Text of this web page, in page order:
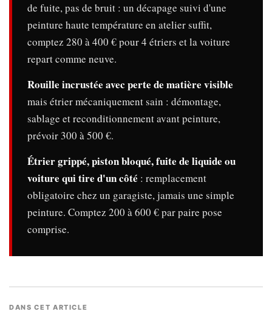
de fuite, pas de bruit : un décapage suivi d'une
peinture haute température en atelier suffit,
comptez 280 à 400 € pour 4 étriers et la voiture
repart comme neuve.
Rouille incrustée avec perte de matière visible
mais étrier mécaniquement sain : démontage,
sablage et reconditionnement avant peinture,
prévoir 300 à 500 €.
Étrier grippé, piston bloqué, fuite de liquide ou
voiture qui tire d'un côté : remplacement
obligatoire chez un garagiste, jamais une simple
peinture. Comptez 200 à 600 € par paire pose
comprise.
DANS CET ARTICLE